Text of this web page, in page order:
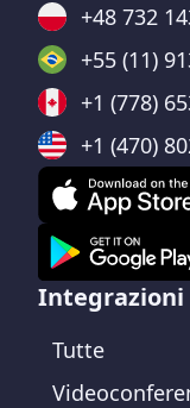
+48 732
+55 (11)
+1 (778)
+1 (470)
Integrazioni
Tutte